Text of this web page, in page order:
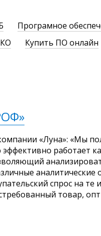
Програмное
Купить ПО онлайн
«Луна»: «Мы
работает
спрос на
товар,